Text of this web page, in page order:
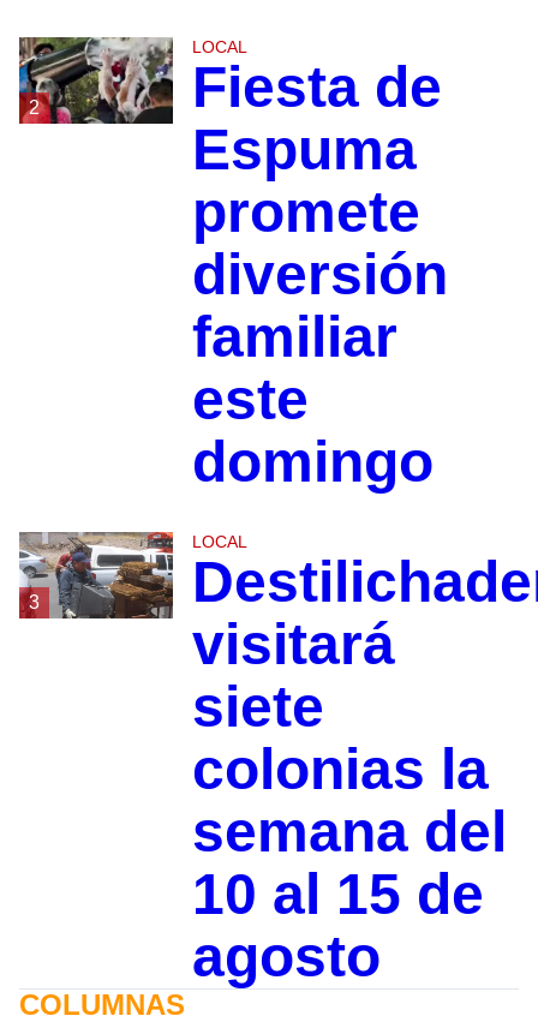
2
LOCAL
Fiesta de
Espuma
promete
diversión
familiar
este
domingo
3
LOCAL
visitará
siete
colonias la
semana del
10 al 15 de
agosto
COLUMNAS